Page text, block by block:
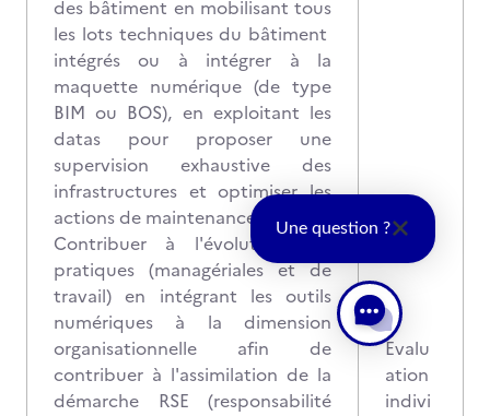
des bâtiment en mobilisant tous
les lots techniques du bâtiment
intégrés ou à intégrer à la
maquette numérique (de type
BIM ou BOS), en exploitant les
datas pour proposer une
supervision exhaustive des
infrastructures et optimiser les
actions de maintenance
Contribuer à l'évolution des
pratiques (managériales et de
travail) en intégrant les outils
numériques à la dimension
organisationnelle afin de
contribuer à l'assimilation de la
démarche RSE (responsabilité
Evalu
ation
indivi
Une question ?